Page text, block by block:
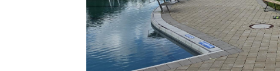
Vereins-News
Ehrenamt
Galerie